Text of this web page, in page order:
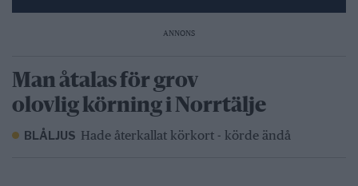
ANNONS
Man åtalas för grov
olovlig körning i Norrtälje
BLÅLJUS Hade återkallat körkort - körde ändå